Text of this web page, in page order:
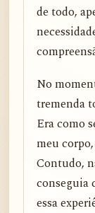
de todo,
No
tremenda
Era como
meu corpo,
Contudo,
conseguia
essa